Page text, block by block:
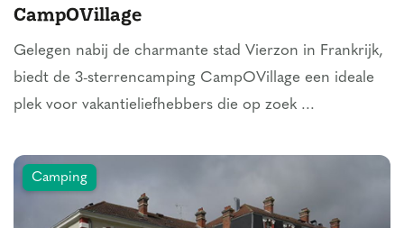
CampOVillage
Gelegen nabij de charmante stad Vierzon in Frankrijk,
biedt de 3-sterrencamping CampOVillage een ideale
plek voor vakantieliefhebbers die op zoek ...
Camping